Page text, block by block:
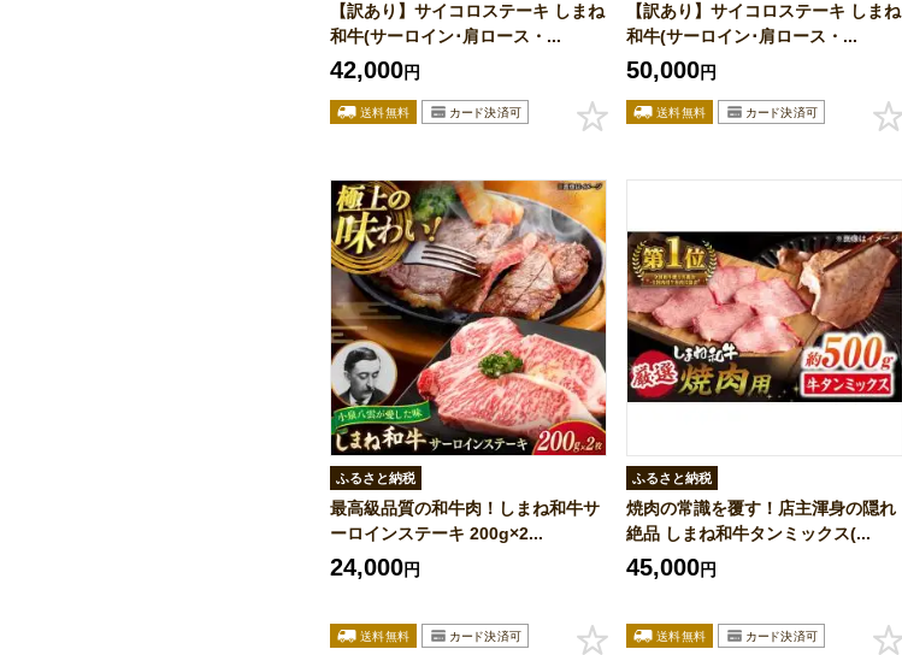
【訳あり】サイコロステーキ しまね
和牛(サーロイン･肩ロース・...
42,000円
【訳あり】サイコロステーキ しまね
和牛(サーロイン･肩ロース・...
50,000円
ふるさと納税
最高級品質の和牛肉！しまね和牛サ
ーロインステーキ 200g×2...
24,000円
ふるさと納税
焼肉の常識を覆す！店主渾身の隠れ
絶品 しまね和牛タンミックス(...
45,000円